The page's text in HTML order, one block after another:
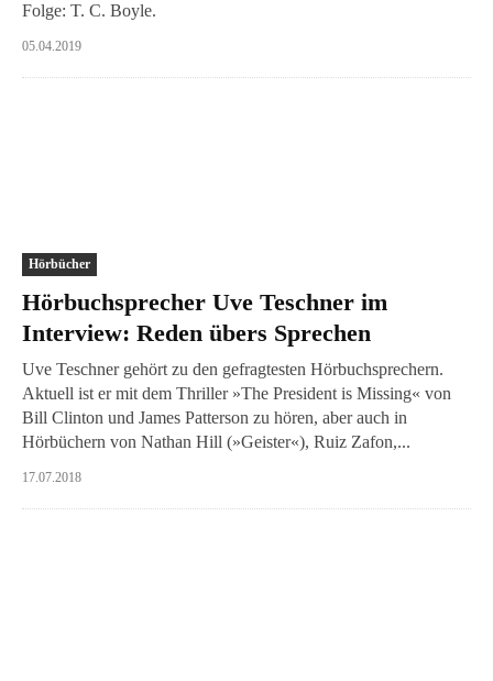
Folge: T. C. Boyle.
05.04.2019
Hörbücher
Hörbuchsprecher Uve Teschner im
Interview: Reden übers Sprechen
Uve Teschner gehört zu den gefragtesten Hörbuchsprechern.
Aktuell ist er mit dem Thriller »The President is Missing« von
Bill Clinton und James Patterson zu hören, aber auch in
Hörbüchern von Nathan Hill (»Geister«), Ruiz Zafon,...
17.07.2018